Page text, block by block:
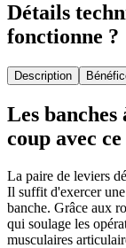
Détails
fonctionne ?
Description
Les banches
coup avec
La paire de leviers
Il suffit d'exercer
banche. Grâce aux
qui soulage les
musculaires